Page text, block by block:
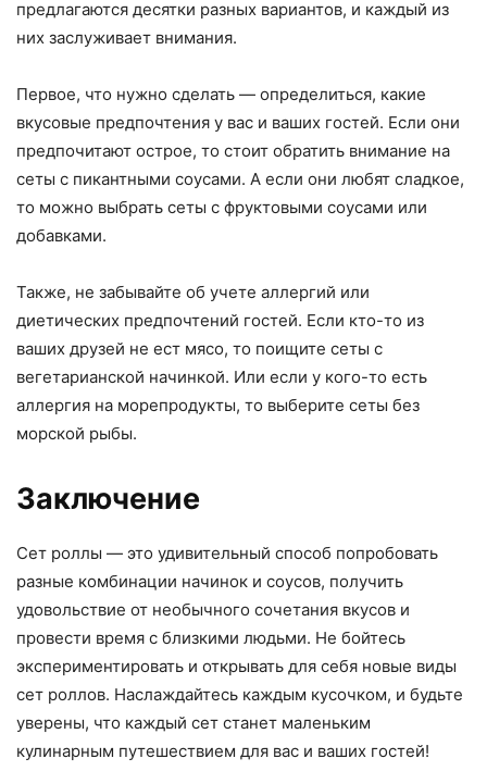
предлагаются десятки разных вариантов, и каждый из
них заслуживает внимания.
Первое, что нужно сделать — определиться, какие
вкусовые предпочтения у вас и ваших гостей. Если они
предпочитают острое, то стоит обратить внимание на
сеты с пикантными соусами. А если они любят сладкое,
то можно выбрать сеты с фруктовыми соусами или
добавками.
Также, не забывайте об учете аллергий или
диетических предпочтений гостей. Если кто-то из
ваших друзей не ест мясо, то поищите сеты с
вегетарианской начинкой. Или если у кого-то есть
аллергия на морепродукты, то выберите сеты без
морской рыбы.
Заключение
Сет роллы — это удивительный способ попробовать
разные комбинации начинок и соусов, получить
удовольствие от необычного сочетания вкусов и
провести время с близкими людьми. Не бойтесь
экспериментировать и открывать для себя новые виды
сет роллов. Наслаждайтесь каждым кусочком, и будьте
уверены, что каждый сет станет маленьким
кулинарным путешествием для вас и ваших гостей!